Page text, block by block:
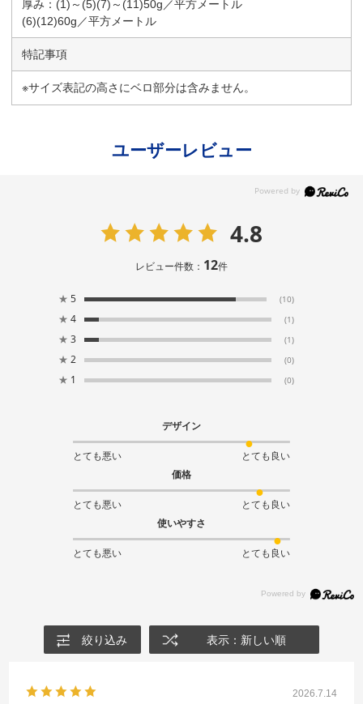
厚み：(1)～(5)(7)～(11)50g／平方メートル
(6)(12)60g／平方メートル
特記事項
※サイズ表記の高さにベロ部分は含みません。
ユーザーレビュー
4.8
レビュー件数： 12件
★ 5 (10)
★ 4 (1)
★ 3 (1)
★ 2 (0)
★ 1 (0)
デザイン
とても悪い
とても良い
価格
とても悪い
とても良い
使いやすさ
とても悪い とても良い
絞り込み 表示：新しい順
2026.7.14